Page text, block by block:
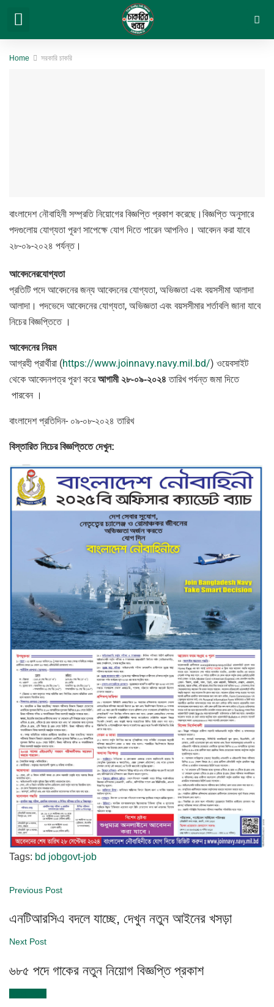
Home সরকারি চাকরি
বাংলাদেশ নৌবাহিনী সম্প্রতি নিয়োগের বিজ্ঞপ্তি প্রকাশ করেছে।বিজ্ঞপ্তি অনুসারে
পদগুলোয় যোগ্যতা পূরণ সাপেক্ষে যোগ দিতে পারেন আপনিও। আবেদন করা যাবে
২৮-০৯-২০২৪ পর্যন্ত।
আবেদনেরযোগ্যতা
প্রতিটি পদে আবেদনের জন্য আবেদনের যোগ্যতা, অভিজ্ঞতা এবং বয়সসীমা আলাদা
আলাদা। পদভেদে আবেদনের যোগ্যতা, অভিজ্ঞতা এবং বয়সসীমার শর্তাবলি জানা যাবে
নিচের বিজ্ঞপ্তিতে ।
আবেদনের নিয়ম
আগ্রহী প্রার্থীরা (https://www.joinnavy.navy.mil.bd/) ওয়েবসাইট
থেকে আবেদনপত্র পূরণ করেআগামী২৮-০৯-২০২৪তারিখ পর্যন্ত জমা দিতে
পারবেন ।
বাংলাদেশ প্রতিদিন- ০৯-০৮-২০২৪ তারিখ
বিস্তারিত নিচের বিজ্ঞপ্তিতে দেখুন:
Tags: bd jobgovt-job
Previous Post
এনটিআরসিএ বদলে যাচ্ছে, দেখুন নতুন আইনের খসড়া
Next Post
৬৮৫ পদে গাকের নতুন নিয়োগ বিজ্ঞপ্তি প্রকাশ